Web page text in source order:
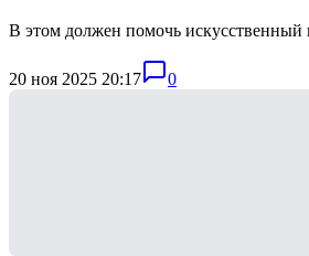
В этом должен помочь искусственный
20 ноя 2025 20:17 0